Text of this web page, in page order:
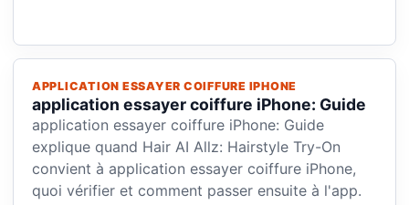
APPLICATION ESSAYER COIFFURE IPHONE
application essayer coiffure iPhone: Guide
application essayer coiffure iPhone: Guide
explique quand Hair AI Allz: Hairstyle Try-On
convient à application essayer coiffure iPhone,
quoi vérifier et comment passer ensuite à l'app.